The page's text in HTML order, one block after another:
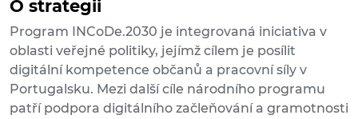
O strategii
Program INCoDe.2030 je integrovaná iniciativa v
oblasti veřejné politiky, jejímž cílem je posílit
digitální kompetence občanů a pracovní síly v
Portugalsku. Mezi další cíle národního programu
patří podpora digitálního začleňování a gramotnosti